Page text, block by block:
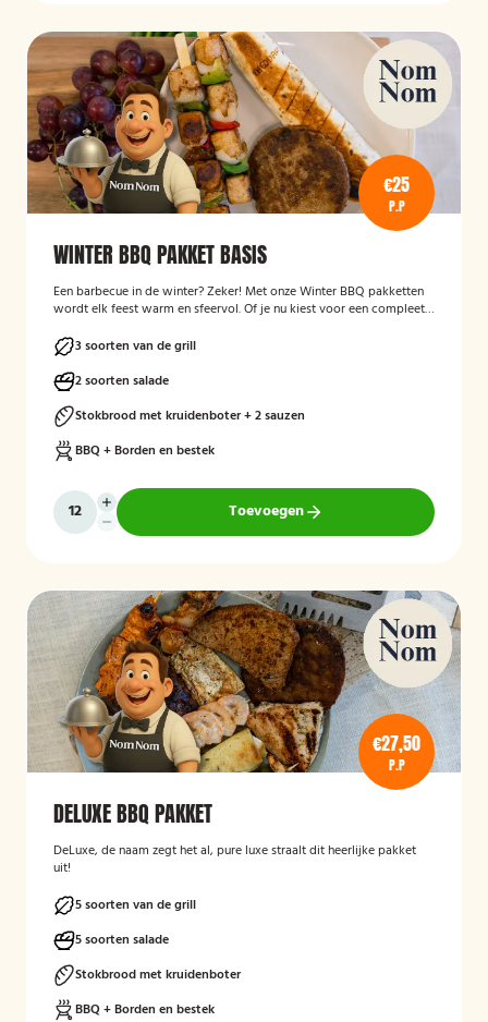
€25
P.P
WINTER BBQ PAKKET BASIS
Een barbecue in de winter? Zeker! Met onze Winter BBQ pakketten
wordt elk feest warm en sfeervol. Of je nu kiest voor een compleet
met een bezorgpakket: wij zorgen dat alles klopt.
3 soorten van de grill
2 soorten salade
Stokbrood met kruidenboter + 2 sauzen
BBQ + Borden en bestek
Toevoegen
€27,50
P.P
DELUXE BBQ PAKKET
DeLuxe, de naam zegt het al, pure luxe straalt dit heerlijke pakket
uit!
5 soorten van de grill
5 soorten salade
Stokbrood met kruidenboter
BBQ + Borden en bestek